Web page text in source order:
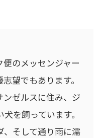
のメッセンジャー
望でもあります。
ンゼルスに住み、ジ
を飼っています。
、そして通り雨に濡